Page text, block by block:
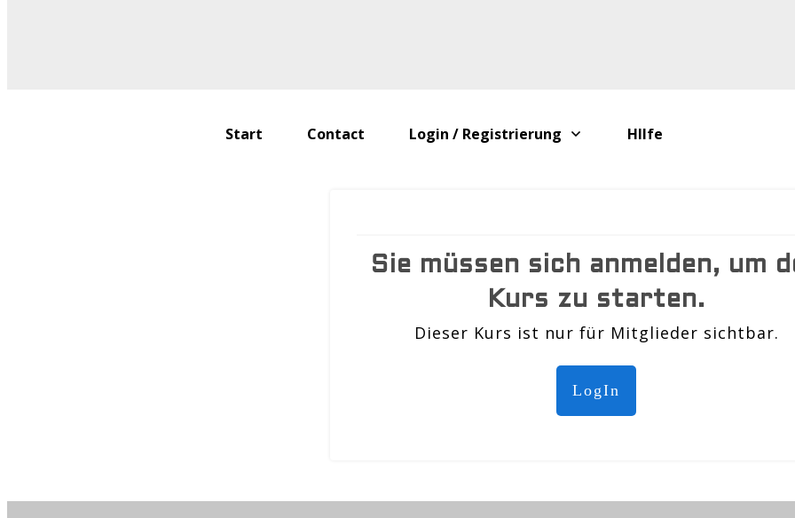
Start Contact Login / Registrierung HIlfe
Sie müssen sich anmelden, um
Kurs zu starten.
Dieser Kurs ist nur für Mitglieder sichtbar.
LogIn